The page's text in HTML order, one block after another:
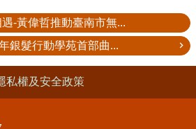
-黃偉哲推動臺南市無...
銀髮行動學苑首部曲...
私權及安全政策